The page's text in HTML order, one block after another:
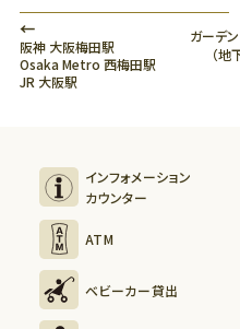
ガーデ
（地
←
阪神 大阪梅田駅
Osaka Metro 西梅田駅
JR 大阪駅
インフォメーション
カウンター
ATM
ベビーカー貸出